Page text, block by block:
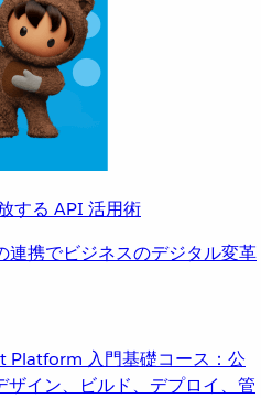
する API 活用術
携でビジネスのデジタル変革
Platform 入門基礎コース：公
イン、ビルド、デプロイ、管